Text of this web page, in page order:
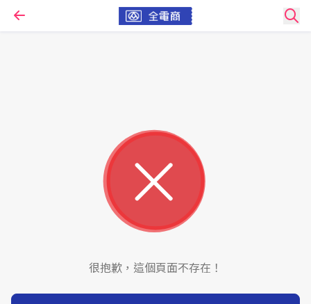
很抱歉，這個頁面不存在！